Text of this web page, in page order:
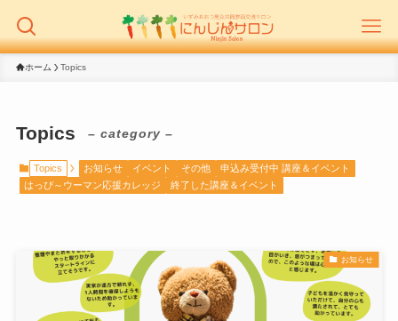
ホーム Topics
Topics – category –
Topics お知らせ イベント その他
申込み受付中 講座＆イベント
はっぴ～ウーマン応援カレッジ
終了した講座＆イベント
お知らせ